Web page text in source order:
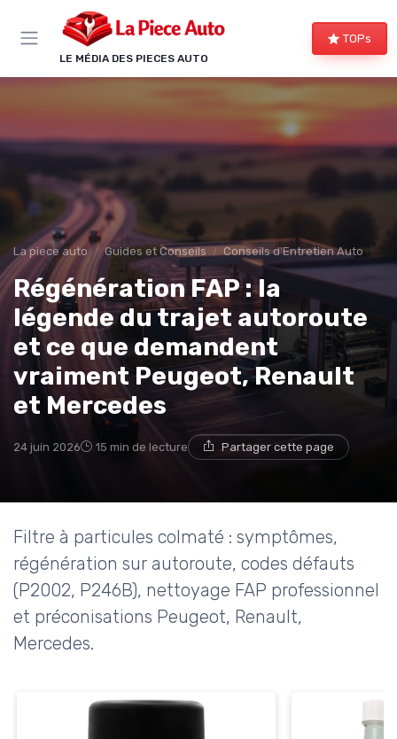
LE MÉDIA DES PIECES AUTO
TOPs
La piece auto Guides et Conseils Conseils d'Entretien Auto
Régénération FAP : la
légende du trajet autoroute
et ce que demandent
vraiment Peugeot, Renault
et Mercedes
24 juin 2026 15 min de lecture Partager cette page
Filtre à particules colmaté : symptômes,
régénération sur autoroute, codes défauts
(P2002, P246B), nettoyage FAP professionnel
et préconisations Peugeot, Renault,
Mercedes.
Panneau de gestion des cookies